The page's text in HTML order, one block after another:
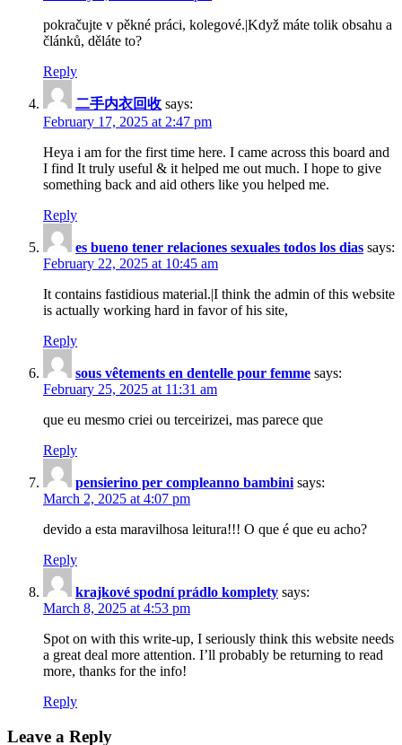
pokračujte v pěkné práci, kolegové.|Když máte tolik obsahu a
článků, děláte to?
Reply
二手内衣回收 says:
February 17, 2025 at 2:47 pm
Heya i am for the first time here. I came across this board and
I find It truly useful & it helped me out much. I hope to give
something back and aid others like you helped me.
Reply
es bueno tener relaciones sexuales todos los dias says:
February 22, 2025 at 10:45 am
It contains fastidious material.|I think the admin of this website
is actually working hard in favor of his site,
Reply
sous vêtements en dentelle pour femme says:
February 25, 2025 at 11:31 am
que eu mesmo criei ou terceirizei, mas parece que
Reply
pensierino per compleanno bambini says:
March 2, 2025 at 4:07 pm
devido a esta maravilhosa leitura!!! O que é que eu acho?
Reply
krajkové spodní prádlo komplety says:
March 8, 2025 at 4:53 pm
Spot on with this write-up, I seriously think this website needs
a great deal more attention. I’ll probably be returning to read
more, thanks for the info!
Reply
Leave a Reply